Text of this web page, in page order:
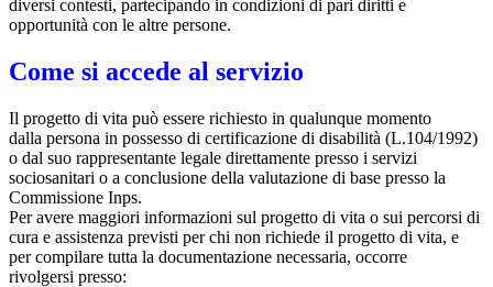
diversi contesti, partecipando in condizioni di pari diritti e
opportunità con le altre persone.
Come si accede al servizio
Il progetto di vita può essere richiesto in qualunque momento
dalla persona in possesso di certificazione di disabilità (L.104/1992)
o dal suo rappresentante legale direttamente presso i servizi
sociosanitari o a conclusione della valutazione di base presso la
Commissione Inps.
Per avere maggiori informazioni sul progetto di vita o sui percorsi di
cura e assistenza previsti per chi non richiede il progetto di vita, e
per compilare tutta la documentazione necessaria, occorre
rivolgersi presso: